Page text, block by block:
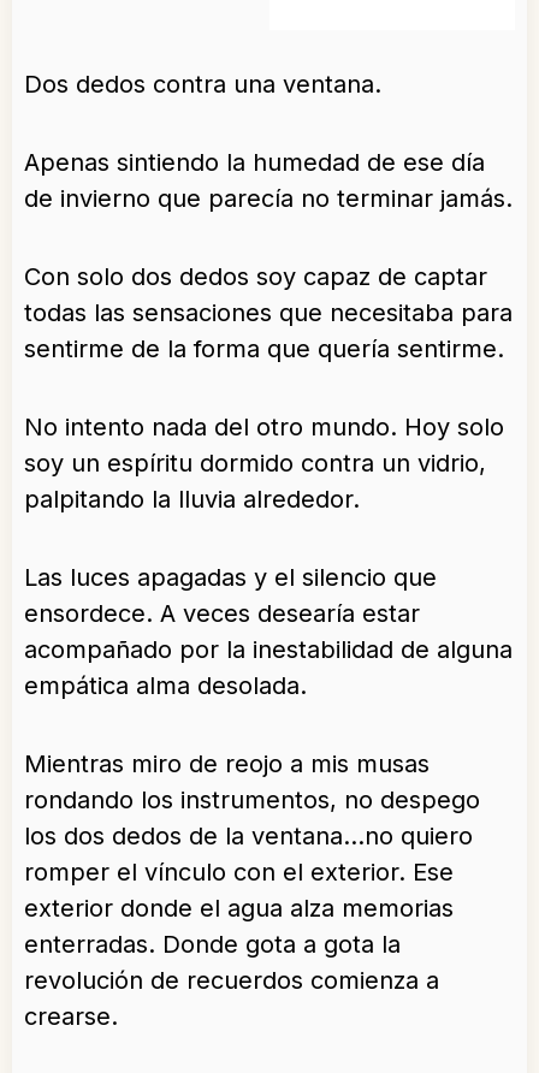
Dos dedos contra una ventana.
Apenas sintiendo la humedad de ese día
de invierno que parecía no terminar jamás.
Con solo dos dedos soy capaz de captar
todas las sensaciones que necesitaba para
sentirme de la forma que quería sentirme.
No intento nada del otro mundo. Hoy solo
soy un espíritu dormido contra un vidrio,
palpitando la lluvia alrededor.
Las luces apagadas y el silencio que
ensordece. A veces desearía estar
acompañado por la inestabilidad de alguna
empática alma desolada.
Mientras miro de reojo a mis musas
rondando los instrumentos, no despego
los dos dedos de la ventana…no quiero
romper el vínculo con el exterior. Ese
exterior donde el agua alza memorias
enterradas. Donde gota a gota la
revolución de recuerdos comienza a
crearse.